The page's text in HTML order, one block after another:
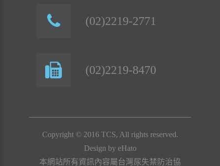
(02)2219-2771
(02)2219-8470
Copyright © 2016 TCS, All rights reserved.
Design by eHato
本網站所有資訊內容屬台灣尿失禁防治協